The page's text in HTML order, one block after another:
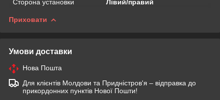
Сторона установки Лівий/правий
Приховати
Умови доставки
Нова Пошта
Для клієнтів Молдови та Придністров'я – відправка до
прикордонних пунктів Нової Пошти!